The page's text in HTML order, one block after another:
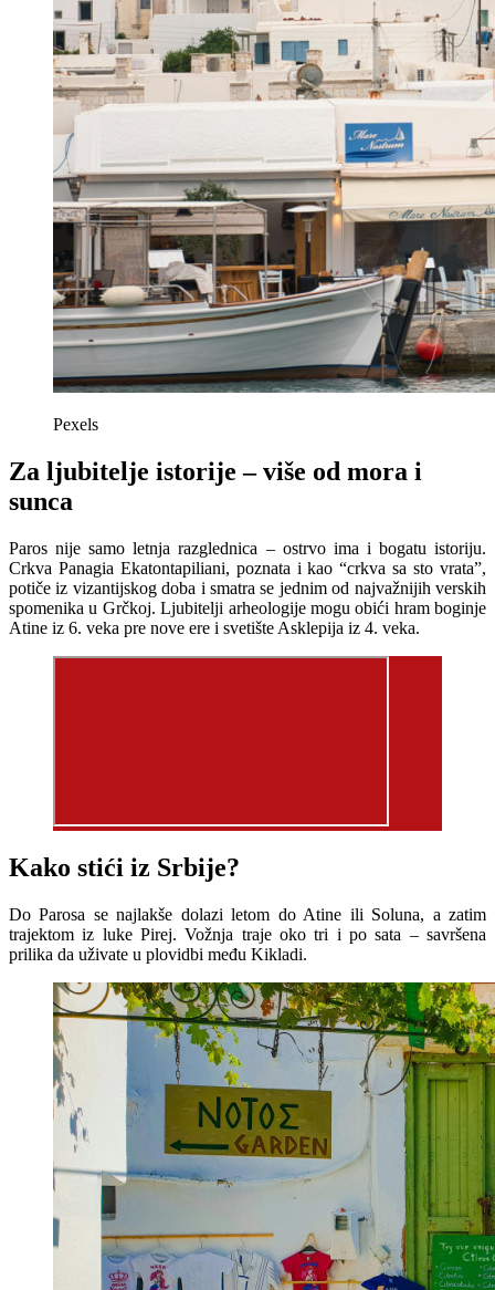
Pexels
Za ljubitelje istorije – više od mora i
sunca
Paros nije samo letnja razglednica – ostrvo ima i bogatu istoriju.
Crkva Panagia Ekatontapiliani, poznata i kao “crkva sa sto vrata”,
potiče iz vizantijskog doba i smatra se jednim od najvažnijih verskih
spomenika u Grčkoj. Ljubitelji arheologije mogu obići hram boginje
Atine iz 6. veka pre nove ere i svetište Asklepija iz 4. veka.
Kako stići iz Srbije?
Do Parosa se najlakše dolazi letom do Atine ili Soluna, a zatim
trajektom iz luke Pirej. Vožnja traje oko tri i po sata – savršena
prilika da uživate u plovidbi među Kikladi.